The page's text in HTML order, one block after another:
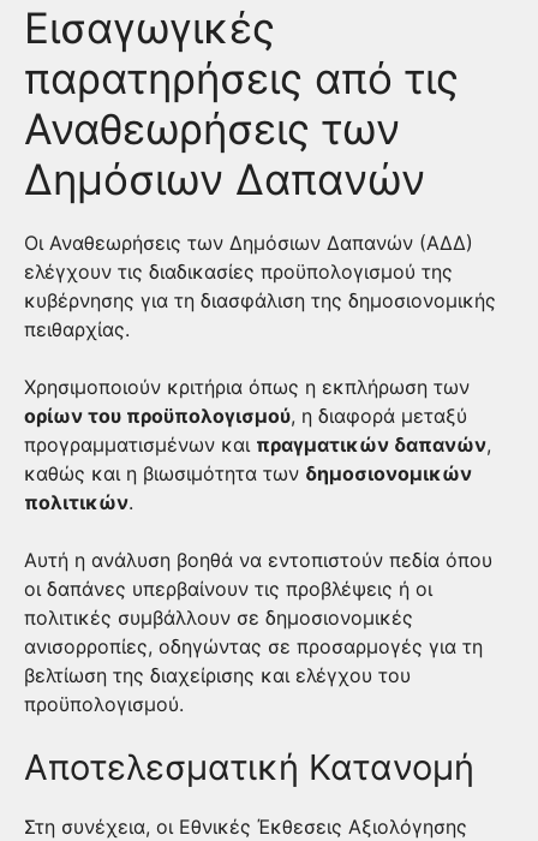
Εισαγωγικές
παρατηρήσεις από τις
Αναθεωρήσεις των
Δημόσιων Δαπανών
Οι Αναθεωρήσεις των Δημόσιων Δαπανών (ΑΔΔ)
ελέγχουν τις διαδικασίες προϋπολογισμού της
κυβέρνησης για τη διασφάλιση της δημοσιονομικής
πειθαρχίας.
Χρησιμοποιούν κριτήρια όπως η εκπλήρωση των
ορίων του προϋπολογισμού, η διαφορά μεταξύ
προγραμματισμένων και πραγματικών δαπανών,
καθώς και η βιωσιμότητα των δημοσιονομικών
πολιτικών.
Αυτή η ανάλυση βοηθά να εντοπιστούν πεδία όπου
οι δαπάνες υπερβαίνουν τις προβλέψεις ή οι
πολιτικές συμβάλλουν σε δημοσιονομικές
ανισορροπίες, οδηγώντας σε προσαρμογές για τη
βελτίωση της διαχείρισης και ελέγχου του
προϋπολογισμού.
Αποτελεσματική Κατανομή
Στη συνέχεια, οι Εθνικές Έκθεσεις Αξιολόγησης